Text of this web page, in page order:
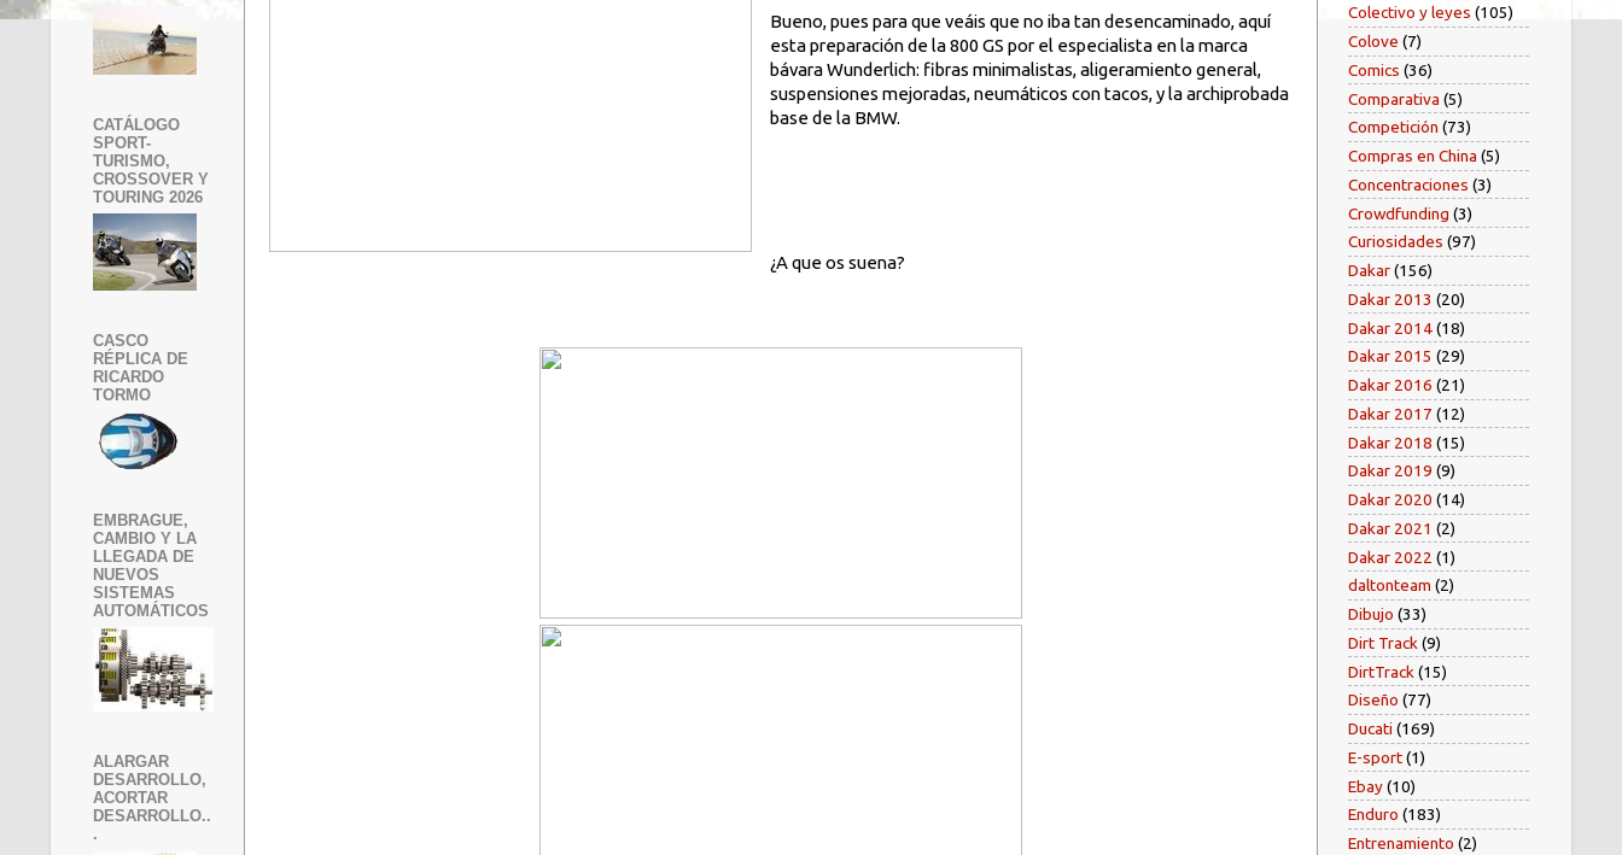
Bueno, pues para que veáis que no iba tan desencaminado, aquí
esta preparación de la 800 GS por el especialista en la marca
bávara Wunderlich: fibras minimalistas, aligeramiento general,
suspensiones mejoradas, neumáticos con tacos, y la archiprobada
base de la BMW.
¿A que os suena?
CATÁLOGO
SPORT-
TURISMO,
CROSSOVER Y
TOURING 2026
CASCO
RÉPLICA DE
RICARDO
TORMO
EMBRAGUE,
CAMBIO Y LA
LLEGADA DE
NUEVOS
SISTEMAS
AUTOMÁTICOS
ALARGAR
DESARROLLO,
ACORTAR
DESARROLLO..
.
Colectivo y leyes (105)
Colove (7)
Comics (36)
Comparativa (5)
Competición (73)
Compras en China (5)
Concentraciones (3)
Crowdfunding (3)
Curiosidades (97)
Dakar(156)
Dakar 2013 (20)
Dakar 2014(18)
Dakar 2015 (29)
Dakar 2016 (21)
Dakar 2017 (12)
Dakar 2018 (15)
Dakar 2019 (9)
Dakar 2020 (14)
Dakar 2021 (2)
Dakar 2022 (1)
daltonteam (2)
Dibujo (33)
Dirt Track (9)
DirtTrack (15)
Diseño (77)
Ducati (169)
E-sport(1)
Ebay(10)
Enduro (183)
Entrenamiento (2)